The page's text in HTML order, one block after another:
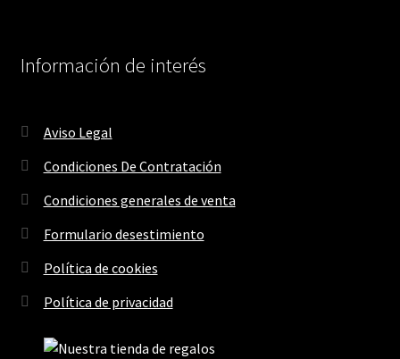
Información de interés
Aviso Legal
Condiciones De Contratación
Condiciones generales de venta
Formulario desestimiento
Política de cookies
Política de privacidad